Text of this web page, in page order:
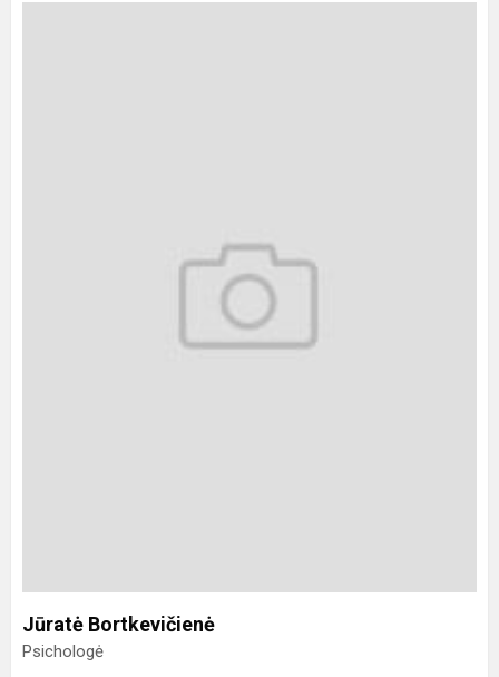
Jūratė Bortkevičienė
Psichologė